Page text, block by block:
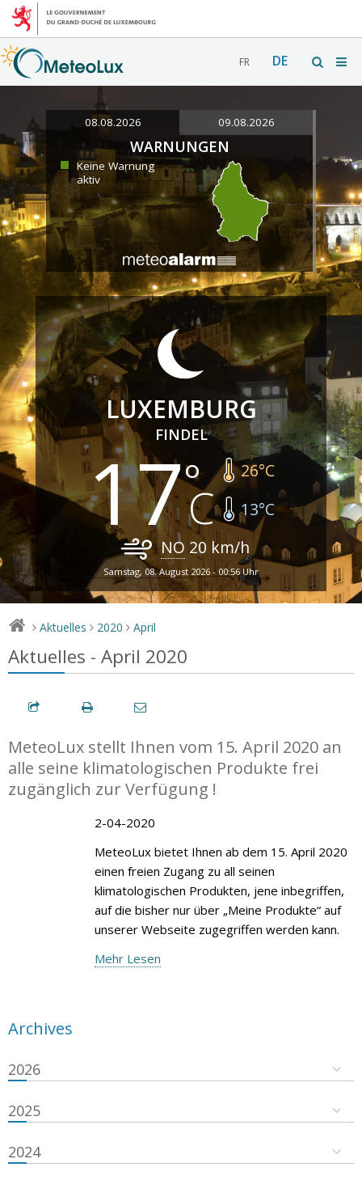
FR DE
08.08.2026 09.08.2026
WARNUNGEN
Keine Warnung
aktiv
LUXEMBURG
FINDEL
17 26°C
13°C
NO 20 km/h
Samstag, 08. August 2026 - 00:56 Uhr
> Aktuelles > 2020 > April
Aktuelles - April 2020
MeteoLux stellt Ihnen vom 15. April 2020 an
alle seine klimatologischen Produkte frei
zugänglich zur Verfügung !
2-04-2020
MeteoLux bietet Ihnen ab dem 15. April 2020
einen freien Zugang zu all seinen
klimatologischen Produkten, jene inbegriffen,
auf die bisher nur über „Meine Produkte“ auf
unserer Webseite zugegriffen werden kann.
Mehr Lesen
Archives
2026
2025
2024